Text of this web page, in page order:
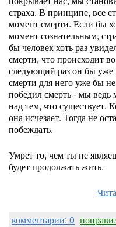
страха. В принципе, все
момент смерти. Если бы
момент сознательным,
бы человек хоть раз
смерти, что происходит
следующий раз он бы уже
смерти для него уже бы
победил смерть - мы ведь
над тем, что существует.
она исчезает. Тогда не
побеждать.
Умрет то, чем ты не
будет продолжать жить.
комментарии: 0